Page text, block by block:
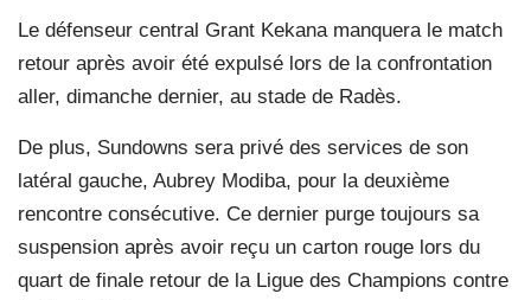
Le défenseur central Grant Kekana manquera le match
retour après avoir été expulsé lors de la confrontation
aller, dimanche dernier, au stade de Radès.
De plus, Sundowns sera privé des services de son
latéral gauche, Aubrey Modiba, pour la deuxième
rencontre consécutive. Ce dernier purge toujours sa
suspension après avoir reçu un carton rouge lors du
quart de finale retour de la Ligue des Champions contre